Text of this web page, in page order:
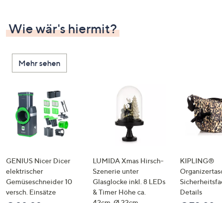
Wie wär's hiermit?
Mehr sehen
GENIUS Nicer Dicer
elektrischer
Gemüseschneider 10
versch. Einsätze
LUMIDA Xmas Hirsch-
Szenerie unter
Glasglocke inkl. 8 LEDs
& Timer Höhe ca.
KIPLING®
Details